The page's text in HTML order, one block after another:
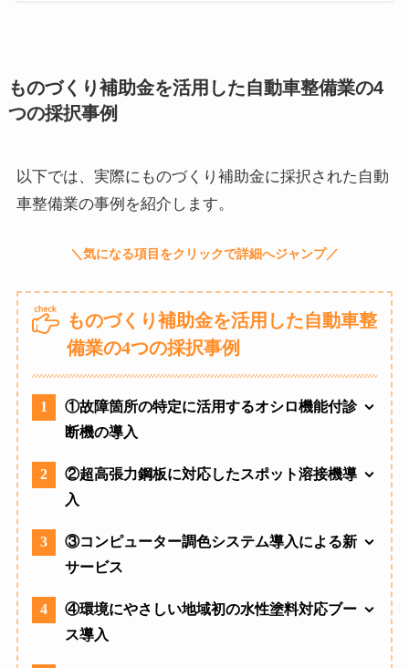
ものづくり補助金を活用した自動車整備業の4
つの採択事例
以下では、実際にものづくり補助金に採択された自動
車整備業の事例を紹介します。
ものづくり補助金を活用した自動車整
備業の4つの採択事例
1
①故障箇所の特定に活用するオシロ機能付診
断機の導入
2
②超高張力鋼板に対応したスポット溶接機導
入
3
③コンピューター調色システム導入による新
サービス
4
④環境にやさしい地域初の水性塗料対応ブー
ス導入